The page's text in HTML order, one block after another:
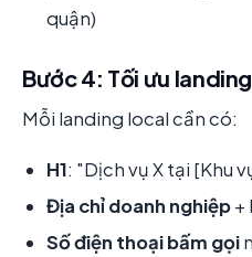
quận)
Bước 4: Tối ưu
Mỗi landing local cần có:
H1: "Dịch vụ X tại [Khu
Địa chỉ doanh nghiệp+
Số điện thoại bấm gọi